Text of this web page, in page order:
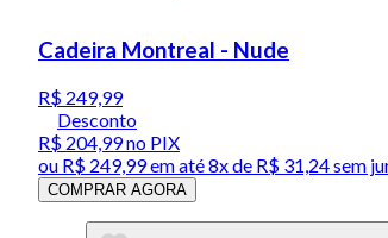
Cadeira Montreal - Nude
R$ 249,99
Desconto
R$ 204,99no PIX
ou R$ 249,99em até8x de R$ 31,24 sem
COMPRAR AGORA